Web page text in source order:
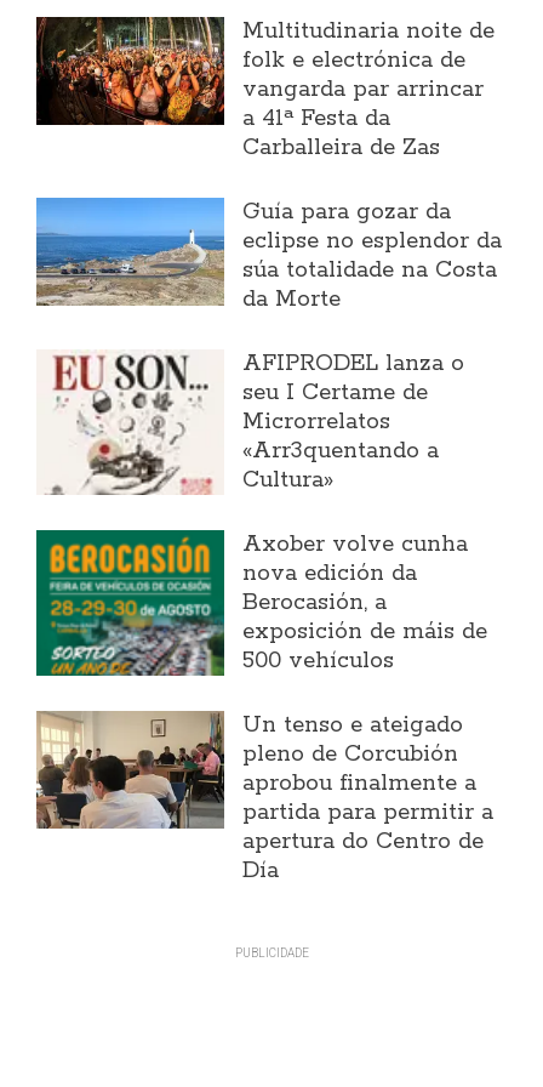
Multitudinaria noite de
folk e electrónica de
vangarda par arrincar
a 41ª Festa da
Carballeira de Zas
Guía para gozar da
eclipse no esplendor da
súa totalidade na Costa
da Morte
AFIPRODEL lanza o
seu I Certame de
Microrrelatos
«Arr3quentando a
Cultura»
Axober volve cunha
nova edición da
Berocasión, a
exposición de máis de
500 vehículos
Un tenso e ateigado
pleno de Corcubión
aprobou finalmente a
partida para permitir a
apertura do Centro de
Día